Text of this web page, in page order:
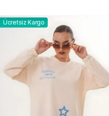
Ücretsiz Kargo